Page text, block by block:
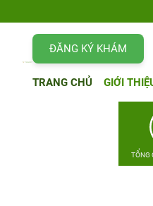
ĐĂNG KÝ KHÁM
TRANG CHỦ GIỚI
TỔNG